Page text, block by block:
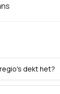
dekt het?